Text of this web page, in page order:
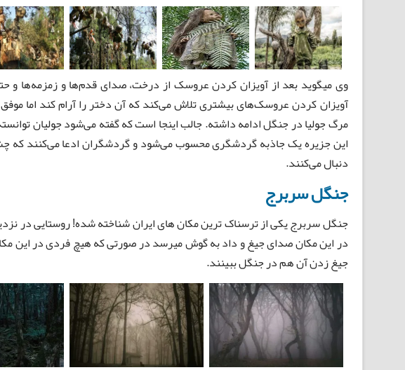
وی میگوید بعد از آویزان کردن عروسک از درخت، صدای قدم‌ها و زمزمه‌ها و
آویزان کردن عروسک‌های بیشتری تلاش می‌کند که آن دختر را آرام کند اما
مرگ جولیا در جنگل ادامه داشته. جالب اینجا است که گفته می‌شود جولیان
این جزیره یک جاذبه گردشگری محسوب می‌شود و گردشگران ادعا می‌کنند که
دنبال می‌کنند.
جنگل سربرج
جنگل سربرج یکی از ترسناک ترین مکان های ایران شناخته شده! روستایی در
در این مکان صدای جیغ و داد به گوش میرسد در صورتی که هیچ فردی در این
جیغ زدن آن هم در جنگل ببینند.